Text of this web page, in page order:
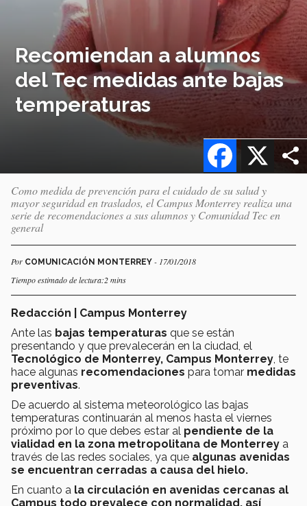
Recomiendan a alumnos
del Tec medidas ante bajas
temperaturas
X
Facebook
Como medida de prevención para el cuidado de su salud y
mayor seguridad en traslados, el Campus Monterrey realiza una
serie de recomendaciones a sus alumnos y Comunidad Tec en
general
Por COMUNICACIÓN MONTERREY - 17/01/2018
Tiempo estimado de lectura:2 mins
Redacción | Campus Monterrey
Ante las bajas temperaturas que se están
presentando y que prevalecerán en la ciudad, el
Tecnológico de Monterrey, Campus Monterrey , te
hace algunas recomendaciones para tomar medidas
preventivas.
De acuerdo al sistema meteorológico las bajas
temperaturas continuarán al menos hasta el viernes
próximo por lo que debes estar al pendiente de la
vialidad en la zona metropolitana de Monterrey a
través de las redes sociales, ya que algunas avenidas
se encuentran cerradas a causa del hielo.
En cuanto a la circulación en avenidas cercanas al
Campus todo prevalece con normalidad, así